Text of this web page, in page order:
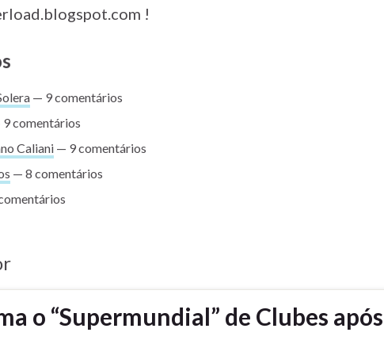
!
— 9 comentários
comentários
Caliani — 9 comentários
— 8 comentários
o “Supermundial” de Clubes após